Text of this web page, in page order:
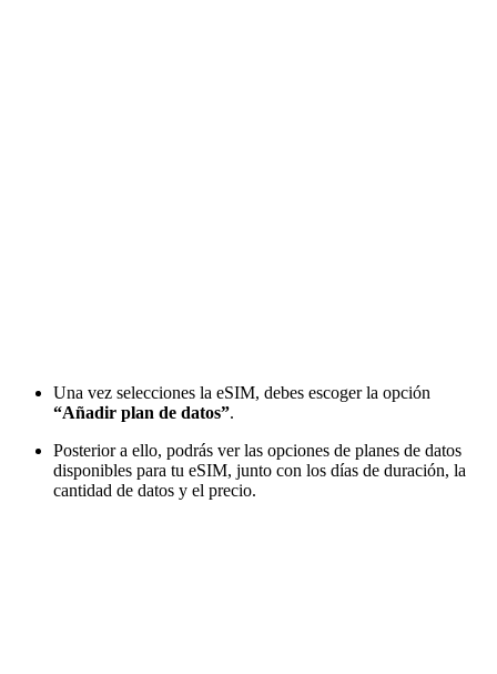
Una vez selecciones la eSIM, debes escoger la opción
“Añadir plan de datos”.
Posterior a ello, podrás ver las opciones de planes de datos
disponibles para tu eSIM, junto con los días de duración, la
cantidad de datos y el precio.